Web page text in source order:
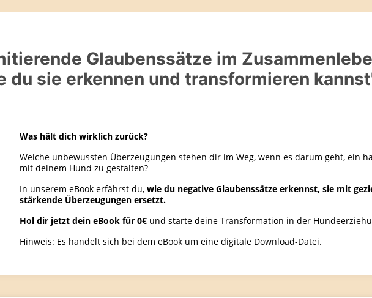
Glaubenssätze im
du sie erkennen und transformieren
Was hält dich wirklich zurück?
Welche unbewussten Überzeugungen stehen dir im Weg, wenn es darum geht, ein
mit deinem Hund zu gestalten?
In unserem eBook erfährst du, wie du negative Glaubenssätze erkennst, sie mit
stärkende Überzeugungen ersetzt.
Hol dir jetzt dein eBook für 0€ und starte deine Transformation in der
Hinweis: Es handelt sich bei dem eBook um eine digitale Download-Datei.